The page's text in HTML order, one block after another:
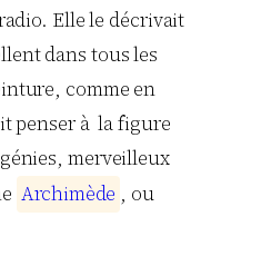
Elle le décrivait
dans tous les
comme en
penser à la figure
merveilleux
Archimède , ou